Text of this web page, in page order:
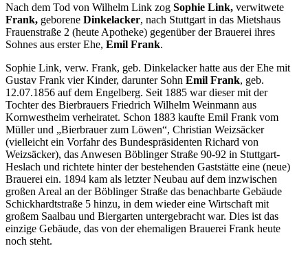
Nach dem Tod von Wilhelm Link zog Sophie Link, verwitwete
Frank, geborene Dinkelacker, nach Stuttgart in das Mietshaus
Frauenstraße 2 (heute Apotheke) gegenüber der Brauerei ihres
Sohnes aus erster Ehe, Emil Frank.
Sophie Link, verw. Frank, geb. Dinkelacker hatte aus der Ehe mit
Gustav Frank vier Kinder, darunter Sohn Emil Frank, geb.
12.07.1856 auf dem Engelberg. Seit 1885 war dieser mit der
Tochter des Bierbrauers Friedrich Wilhelm Weinmann aus
Kornwestheim verheiratet. Schon 1883 kaufte Emil Frank vom
Müller und „Bierbrauer zum Löwen“, Christian Weizsäcker
(vielleicht ein Vorfahr des Bundespräsidenten Richard von
Weizsäcker), das Anwesen Böblinger Straße 90-92 in Stuttgart-
Heslach und richtete hinter der bestehenden Gaststätte eine (neue)
Brauerei ein. 1894 kam als letzter Neubau auf dem inzwischen
großen Areal an der Böblinger Straße das benachbarte Gebäude
Schickhardtstraße 5 hinzu, in dem wieder eine Wirtschaft mit
großem Saalbau und Biergarten untergebracht war. Dies ist das
einzige Gebäude, das von der ehemaligen Brauerei Frank heute
noch steht.